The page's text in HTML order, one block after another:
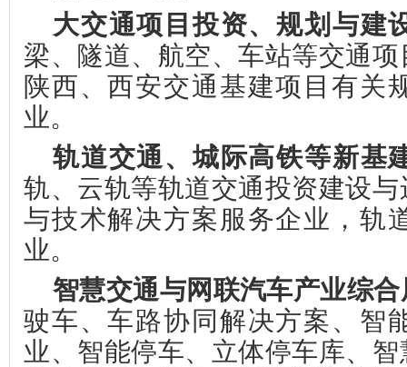
大交通项目投资、规划与建
梁、隧道、航空、车站等交通
陕西、西安交通基建项目有关
业。
轨道交通、城际高铁等新基
轨、云轨等轨道交通投资建设
与技术解决方案服务企业，轨
业。
智慧交通与网联汽车产业综合
驶车、车路协同解决方案、智
业、智能停车、立体停车库、